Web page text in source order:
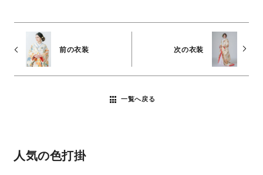
前の衣装 次の衣装
一覧へ戻る
人気の色打掛